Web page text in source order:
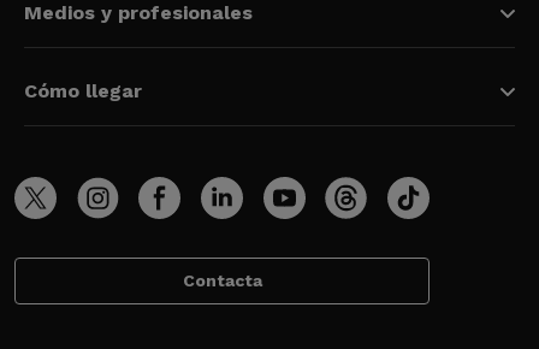
Medios y profesionales
Cómo llegar
Contacta